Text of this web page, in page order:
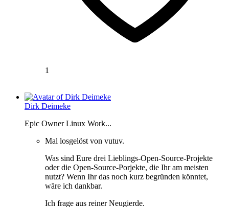
1
Dirk Deimeke
Epic Owner Linux Work...
Mal losgelöst von vutuv.
Was sind Eure drei Lieblings-Open-Source-Projekte
oder die Open-Source-Porjekte, die Ihr am meisten
nutzt? Wenn Ihr das noch kurz begründen könntet,
wäre ich dankbar.
Ich frage aus reiner Neugierde.